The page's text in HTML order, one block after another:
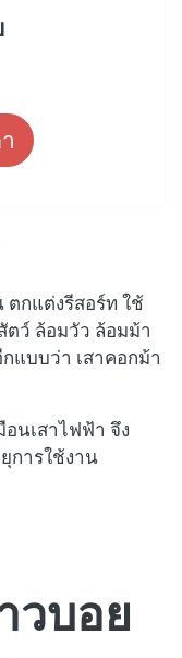
กแต่งรีสอร์ท ใช้
ว์ ล้อมวัว ล้อมม้า
แบบว่า เสาคอกม้า
นเสาไฟฟ้า จึง
การใช้งาน
วบอย